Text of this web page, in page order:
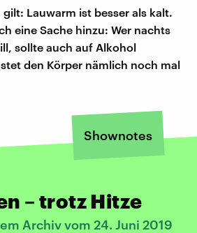
Lauwarm ist besser als kalt.
eine Sache hinzu: Wer nachts
sollte auch auf Alkohol
den Körper nämlich noch mal
Shownotes
– trotz Hitze
Archiv vom 24. Juni 2019